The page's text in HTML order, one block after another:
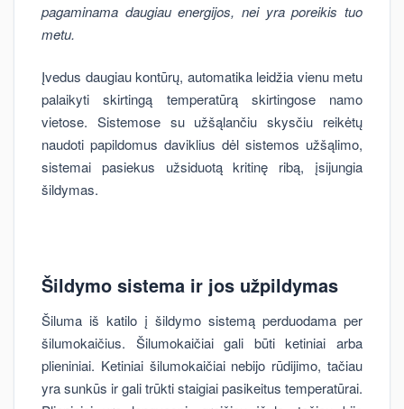
pagaminama daugiau energijos, nei yra poreikis tuo
metu.
Įvedus daugiau kontūrų, automatika leidžia vienu metu
palaikyti skirtingą temperatūrą skirtingose namo
vietose. Sistemose su užšąlančiu skysčiu reikėtų
naudoti papildomus daviklius dėl sistemos užšąlimo,
sistemai pasiekus užsiduotą kritinę ribą, įsijungia
šildymas.
Šildymo sistema ir jos užpildymas
Šiluma iš katilo į šildymo sistemą perduodama per
šilumokaičius. Šilumokaičiai gali būti ketiniai arba
plieniniai. Ketiniai šilumokaičiai nebijo rūdijimo, tačiau
yra sunkūs ir gali trūkti staigiai pasikeitus temperatūrai.